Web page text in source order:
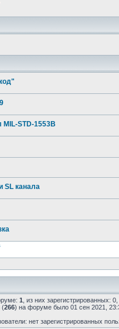
STD-1553B
SL канала
1 , из них зарегистрированных:
(266) на форуме было 01 сен 2021,
нет зарегистрированных